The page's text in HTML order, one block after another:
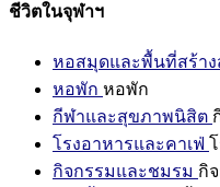
ชีวิตในจุฬาฯ
หอสมุดและพื้นที่สร้าง
หอพัก หอพัก
กีฬาและสุขภาพนิสิต
โรงอาหารและคาเฟ่
กิจกรรมและชมรม กิ